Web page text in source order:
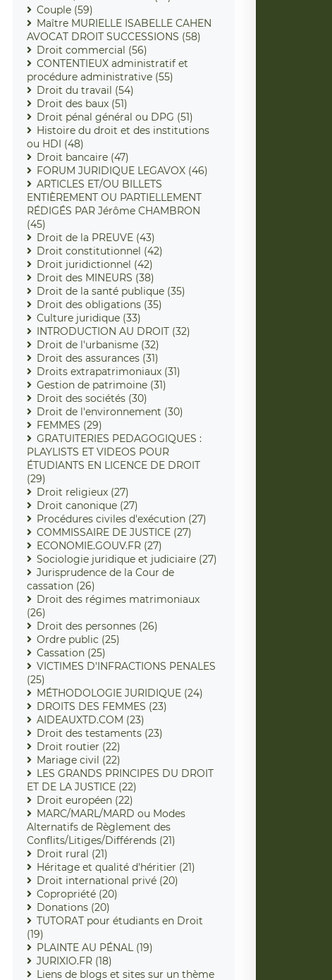
Couple (59)
Maître MURIELLE ISABELLE CAHEN
AVOCAT DROIT SUCCESSIONS (58)
Droit commercial (56)
CONTENTIEUX administratif et
procédure administrative (55)
Droit du travail (54)
Droit des baux (51)
Droit pénal général ou DPG (51)
Histoire du droit et des institutions
ou HDI (48)
Droit bancaire (47)
FORUM JURIDIQUE LEGAVOX (46)
ARTICLES ET/OU BILLETS
ENTIÈREMENT OU PARTIELLEMENT
RÉDIGÉS PAR Jérôme CHAMBRON
(45)
Droit de la PREUVE (43)
Droit constitutionnel (42)
Droit juridictionnel (42)
Droit des MINEURS (38)
Droit de la santé publique (35)
Droit des obligations (35)
Culture juridique (33)
INTRODUCTION AU DROIT (32)
Droit de l'urbanisme (32)
Droit des assurances (31)
Droits extrapatrimoniaux (31)
Gestion de patrimoine (31)
Droit des sociétés (30)
Droit de l'environnement (30)
FEMMES (29)
GRATUITERIES PEDAGOGIQUES :
PLAYLISTS ET VIDEOS POUR
ÉTUDIANTS EN LICENCE DE DROIT
(29)
Droit religieux (27)
Droit canonique (27)
Procédures civiles d'exécution (27)
COMMISSAIRE DE JUSTICE (27)
ECONOMIE.GOUV.FR (27)
Sociologie juridique et judiciaire (27)
Jurisprudence de la Cour de
cassation (26)
Droit des régimes matrimoniaux
(26)
Droit des personnes (26)
Ordre public (25)
Cassation (25)
VICTIMES D'INFRACTIONS PENALES
(25)
MÉTHODOLOGIE JURIDIQUE (24)
DROITS DES FEMMES (23)
AIDEAUXTD.COM (23)
Droit des testaments (23)
Droit routier (22)
Mariage civil (22)
LES GRANDS PRINCIPES DU DROIT
ET DE LA JUSTICE (22)
Droit européen (22)
MARC/MARL/MARD ou Modes
Alternatifs de Règlement des
Conflits/Litiges/Différends (21)
Droit rural (21)
Héritage et qualité d'héritier (21)
Droit international privé (20)
Copropriété (20)
Donations (20)
TUTORAT pour étudiants en Droit
(19)
PLAINTE AU PÉNAL (19)
JURIXIO.FR (18)
Liens de blogs et sites sur un thème